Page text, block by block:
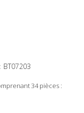
BT07203
34 pièces :